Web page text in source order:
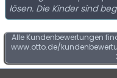
lösen. Die Kinder sind
Alle Kundenbewertungen
www.otto.de/